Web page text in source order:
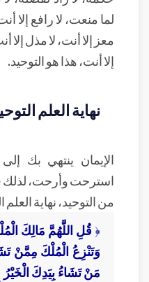
لما منعت، لا رافع إلا
معز إلا أنت، لا مذل إلا
إلا أنت، هذا هو التوحيد.
نهاية العلم
الإيمان ينتهي بك
استرحت وأرحت، لذلك
من التوحيد، نهاية العلم
﴿قُلِ اللَّهُمَّ مَالِكَ
وَتَنْزِعُ الْمُلْكَ مِمَّنْ
مَنْ تَشَاءُ بِيَدِكَ الْخَيْرُ